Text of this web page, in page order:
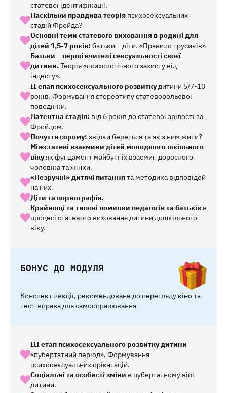
статевої ідентифікації.
Наскільки правдива теорія психосексуальних
стадій Фройда?
Основні теми статевого виховання в родині для
дітей 1,5-7 років: батьки – діти. «Правило трусиків»
Батьки – перші вчителі сексуальності своєї
дитини.Теорія «психологічного захисту від
інцесту».
ІІ епап психосексуального розвиткудитини 5/7-10
років. Формування стереотипу статеворольової
поведінки.
Латентна стадія: від 6 років до статевої зрілості за
Фройдом.
Почуття сорому: звідки береться та як з ним жити?
Міжстатеві взаємини дітей молодшого шкільного
вікуяк фундамент майбутніх взаємин дорослого
чоловіка та жінки.
«Незручні» дитячі питаннята методика відповідей
на них.
Діти та порнографія.
Крайнощі та типові помилки педагогів та батьків в
процесі статевого виховання дитини дошкільного
віку.
БОНУС ДО МОДУЛЯ
Конспект лекції, рекомендоване до перегляду кіно та
тест-вправа для самоопрацювання
ІІІ етап психосексуального розвитку дитини
«пубертатний період». Формування
психосексуальних орієнтацій.
Соціальні та особисті зміни в пубертатному віці
дитини.